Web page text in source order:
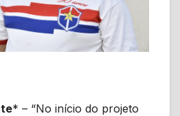
* – “No início do projeto